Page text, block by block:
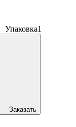
Упаковка1
Заказать